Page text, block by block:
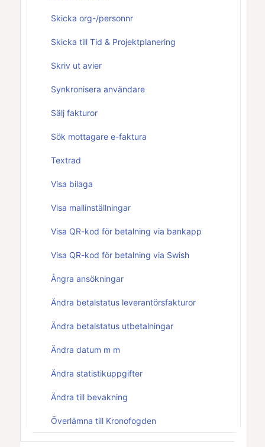
Skicka org-/personnr
Skicka till Tid & Projektplanering
Skriv ut avier
Synkronisera användare
Sälj fakturor
Sök mottagare e-faktura
Textrad
Visa bilaga
Visa mallinställningar
Visa QR-kod för betalning via bankapp
Visa QR-kod för betalning via Swish
Ångra ansökningar
Ändra betalstatus leverantörsfakturor
Ändra betalstatus utbetalningar
Ändra datum m m
Ändra statistikuppgifter
Ändra till bevakning
Överlämna till Kronofogden